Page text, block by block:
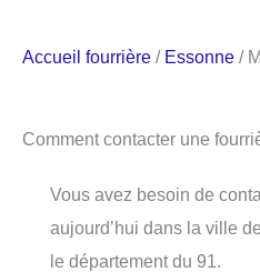
Accueil fourrière / Essonne /
Comment contacter une
Vous avez besoin de
aujourd’hui dans la ville
le département du 91.